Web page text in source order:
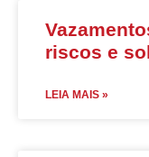
riscos e
LEIA MAIS »